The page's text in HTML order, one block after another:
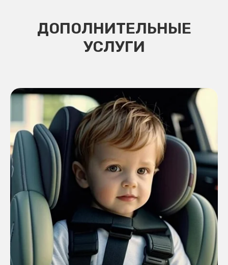
ДОПОЛНИТЕЛЬНЫЕ
УСЛУГИ